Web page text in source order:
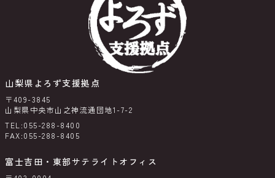
山梨県よろず支援拠点
〒409-3845
山梨県中央市山之神流通団地1-7-2
TEL:055-288-8400
FAX:055-288-8405
富士吉田・東部サテライトオフィス